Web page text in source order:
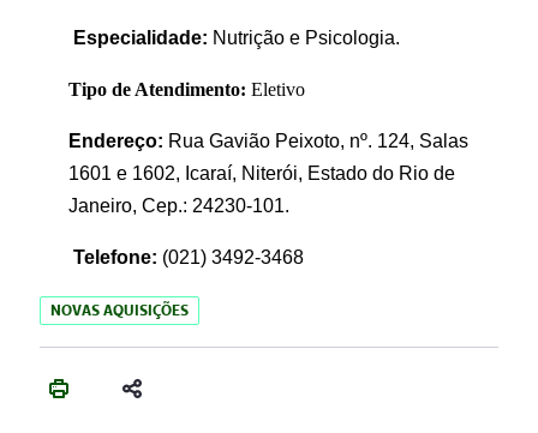
Especialidade: Nutrição e Psicologia.
Tipo de Atendimento: Eletivo
Endereço: Rua Gavião Peixoto, nº. 124, Salas
1601 e 1602, Icaraí, Niterói, Estado do Rio de
Janeiro, Cep.: 24230-101.
Telefone: (021) 3492-3468
NOVAS AQUISIÇÕES